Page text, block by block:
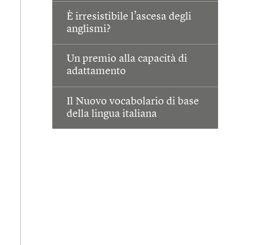
È irresistibile l’ascesa degli
anglismi?
Un premio alla capacità di
adattamento
Il Nuovo vocabolario di base
della lingua italiana